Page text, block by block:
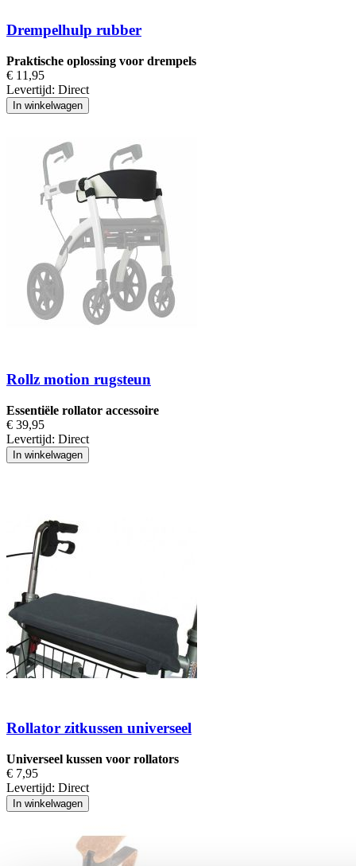
Drempelhulp rubber
Praktische oplossing voor drempels
€ 11,95
Levertijd: Direct
In winkelwagen
Rollz motion rugsteun
Essentiële rollator accessoire
€ 39,95
Levertijd: Direct
In winkelwagen
Rollator zitkussen universeel
Universeel kussen voor rollators
€ 7,95
Levertijd: Direct
In winkelwagen